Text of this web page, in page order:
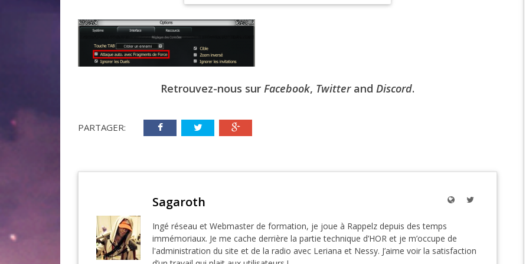
EPIC 6.2 : GOLDEN
EPIC 7.1 : BREATH
EPIC 9.1 :
Retrouvez-nous sur Facebook, Twitterand Discord.
PARTAGER:
Sagaroth
Ingé réseau et Webmaster de formation, je joue à Rappelz depuis des temps
immémoriaux. Je me cache derrière la partie technique d’HOR et je m’occupe de
l'administration du site et de la radio avec Leriana et Nessy. J’aime voir la satisfaction